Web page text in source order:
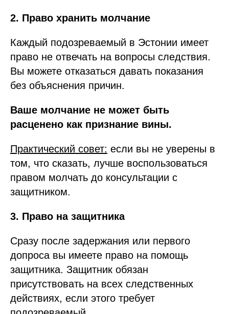
2. Право хранить молчание
Каждый подозреваемый в Эстонии имеет
право не отвечать на вопросы следствия.
Вы можете отказаться давать показания
без объяснения причин.
Ваше молчание не может быть
расценено как признание вины.
Практический совет: если вы не уверены в
том, что сказать, лучше воспользоваться
правом молчать до консультации с
защитником.
3. Право на защитника
Сразу после задержания или первого
допроса вы имеете право на помощь
защитника. Защитник обязан
присутствовать на всех следственных
действиях, если этого требует